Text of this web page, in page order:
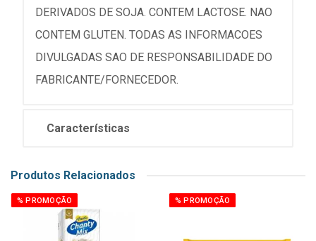
DERIVADOS DE SOJA. CONTEM LACTOSE. NAO
CONTEM GLUTEN. TODAS AS INFORMACOES
DIVULGADAS SAO DE RESPONSABILIDADE DO
FABRICANTE/FORNECEDOR.
Características
Produtos Relacionados
% PROMOÇÃO % PROMOÇÃO